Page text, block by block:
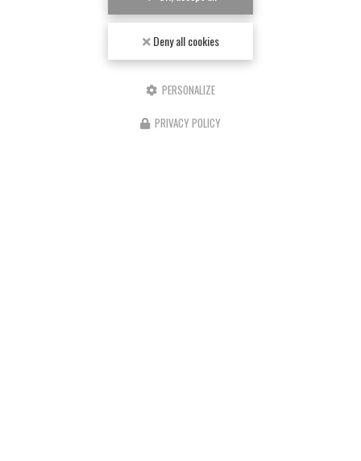
votre automobile dans la limite de nos stocks
disponibles
Deny all cookies
PERSONALIZE
PRIVACY POLICY